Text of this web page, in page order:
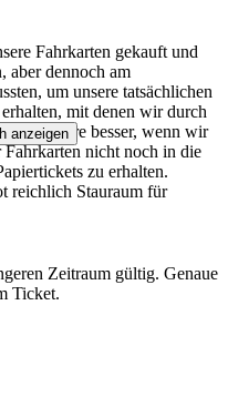
Fahrkarten gekauft und
aber dennoch am
um unsere tatsächlichen
mit denen wir durch
Es wäre besser, wenn wir
nicht noch in die
zu erhalten.
reichlich Stauraum für
anzeigen
Zeitraum gültig. Genaue
Ticket.